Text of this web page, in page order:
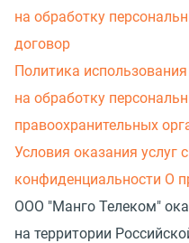
на обработку
договор
Политика
на обработку
правоохранительных
Условия оказания услуг
конфиденциальности О
ООО "Манго Телеком"
на территории